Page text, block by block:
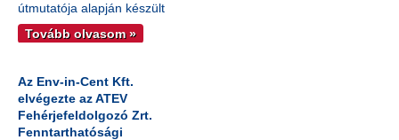
útmutatója alapján készült
Tovább olvasom »
Az Env-in-Cent Kft.
elvégezte az ATEV
Fehérjefeldolgozó Zrt.
Fenntarthatósági